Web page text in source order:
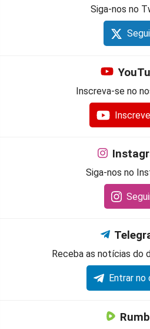
Siga-nos no
Inscreva-se no
Siga-nos no
Receba as notícias do
Entrar no